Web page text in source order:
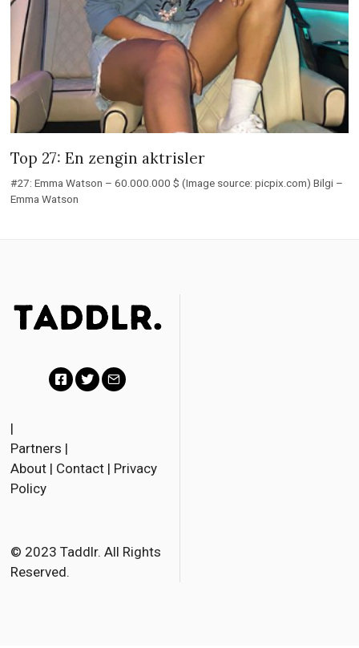
Top 27: En zengin aktrisler
#27: Emma Watson – 60.000.000 $ (Image source: picpix.com) Bilgi –
Emma Watson
c
e
o
k
t
r
i
|
Partners |
About | Contact | Privacy
Policy
© 2023 Taddlr. All Rights
Reserved.